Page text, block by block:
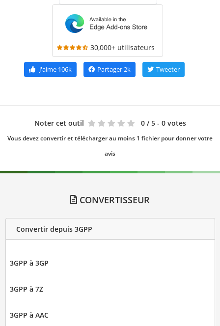
30,000+ utilisateurs
J'aime106k Partager2k Tweeter
Noter cet outil 0 / 5 - 0 votes
Vous devez convertir et télécharger au moins 1 fichier pour donner votre
avis
CONVERTISSEUR
Convertir depuis 3GPP
3GPP à 3GP
3GPP à 7Z
3GPP à AAC